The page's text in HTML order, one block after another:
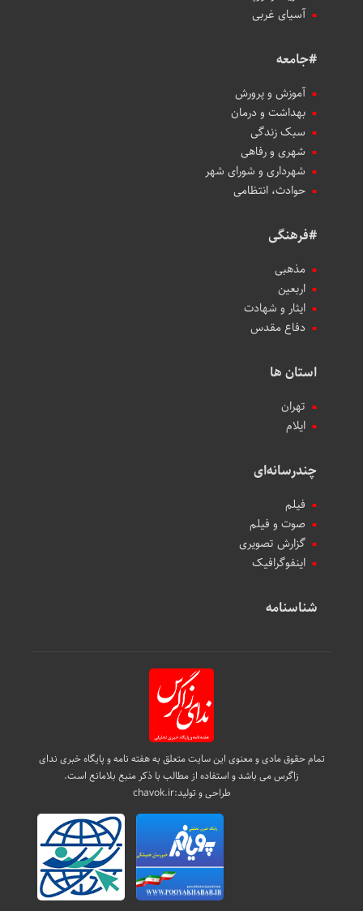
آسیای غربی
#جامعه
آموزش و پرورش
بهداشت و درمان
سبک زندگی
شهری و رفاهی
شهرداری و شورای شهر
حوادث، انتظامی
#فرهنگی
مذهبی
اربعین
ایثار و شهادت
دفاع مقدس
استان ها
تهران
ایلام
چندرسانه‌ای
فیلم
صوت و فیلم
گزارش تصویری
اینفوگرافیک
شناسنامه
تمام حقوق مادی و معنوی این سایت متعلق به هفته نامه و پایگاه خبری ندای
زاگرس می باشد و استفاده از مطالب با ذکر منبع بلامانع است.
طراحی و تولید:chavok.ir